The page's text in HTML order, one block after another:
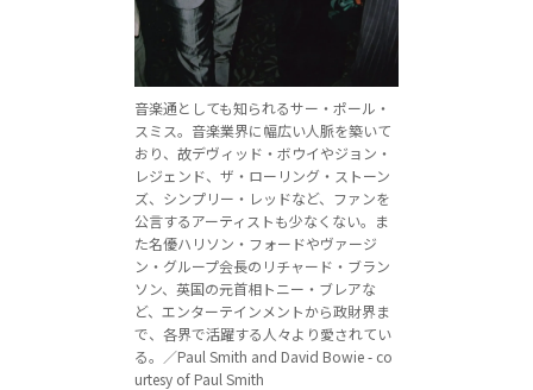
音楽通としても知られるサー・ポール・
スミス。音楽業界に幅広い人脈を築いて
おり、故デヴィッド・ボウイやジョン・
レジェンド、ザ・ローリング・ストーン
ズ、シンプリー・レッドなど、ファンを
公言するアーティストも少なくない。ま
た名優ハリソン・フォードやヴァージ
ン・グループ会長のリチャード・ブラン
ソン、英国の元首相トニー・ブレアな
ど、エンターテインメントから政財界ま
で、各界で活躍する人々より愛されてい
る。／Paul Smith and David Bowie - co
urtesy of Paul Smith